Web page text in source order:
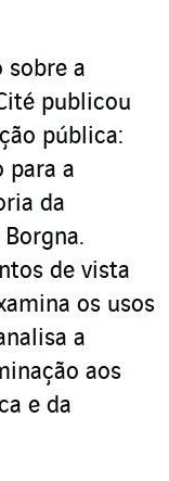
sobre a
publicou
pública:
para a
da
de vista
os usos
a
aos
e da